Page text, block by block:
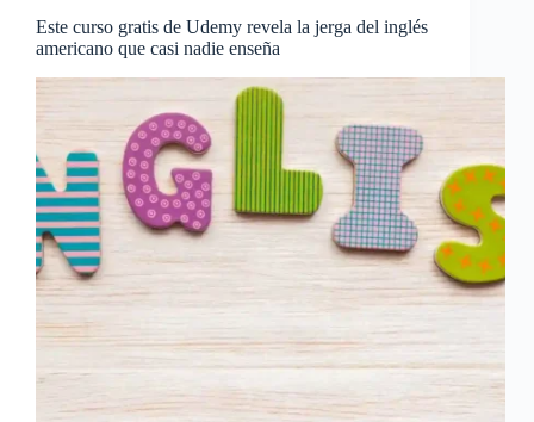
Este curso gratis de Udemy revela la jerga del inglés
americano que casi nadie enseña